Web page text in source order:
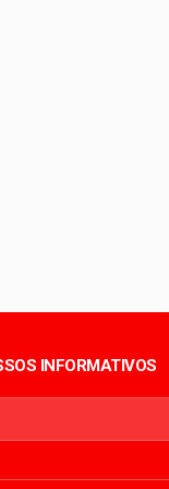
INFORMATIVOS